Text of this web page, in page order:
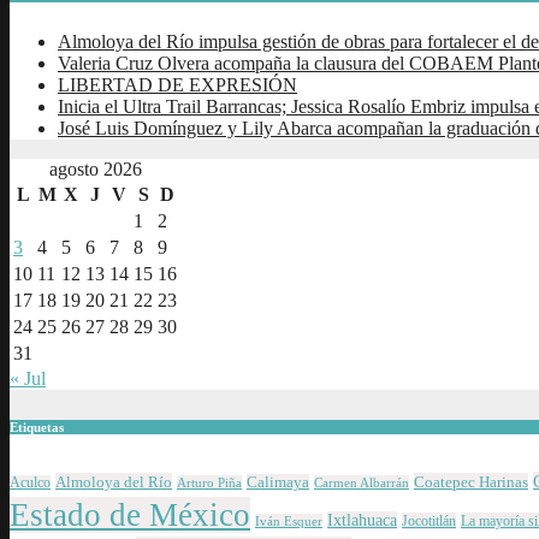
Almoloya del Río impulsa gestión de obras para fortalecer el
Valeria Cruz Olvera acompaña la clausura del COBAEM
LIBERTAD DE EXPRESIÓN
Inicia el Ultra Trail Barrancas; Jessica Rosalío Embriz impulsa
José Luis Domínguez y Lily Abarca acompañan la graduación
agosto 2026
L M X J V S D
1
2
3
4 5 6 7 8
9
10 11 12 13 14 15 16
17 18 19 20 21 22 23
24 25 26 27 28 29 30
31
« Jul
Etiquetas
Aculco Almoloya del Río Arturo Piña Calimaya Carmen Albarrán Coatepec Harinas
Estado de México Iván Esquer Ixtlahuaca Jocotitlán La mayoría